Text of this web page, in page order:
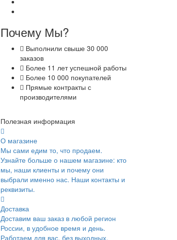
Почему Мы?
Выполнили свыше 30 000
заказов
Более 11 лет успешной работы
Более 10 000 покупателей
Прямые контракты с
производителями
Полезная информация
О магазине
Мы сами едим то, что продаем.
Узнайте больше о нашем магазине: кто
мы, наши клиенты и почему они
выбрали именно нас. Наши контакты и
реквизиты.
Доставка
Доставим ваш заказ в любой регион
России, в удобное время и день.
Работаем для вас, без выходных.